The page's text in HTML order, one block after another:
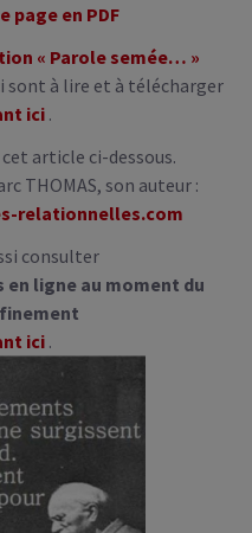
page en PDF
« Parole semée… »
sont à lire et à télécharger
ici .
article ci-dessous.
THOMAS, son auteur :
relationnelles.com
consulter
en ligne au moment du
ici .